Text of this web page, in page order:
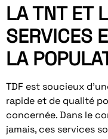
LA TNT ET
SERVICES
LA
TDF est soucieux
rapide et de qualité
concernée. Dans le
jamais, ces services